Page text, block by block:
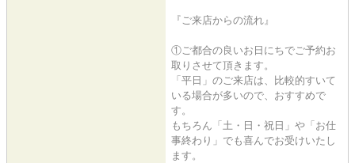
『ご来店からの流れ』
①ご都合の良いお日にちでご予約お
取りさせて頂きます。
「平日」のご来店は、比較的すいて
いる場合が多いので、おすすめで
す。
もちろん「土・日・祝日」や「お仕
事終わり」でも喜んでお受けいたし
ます。